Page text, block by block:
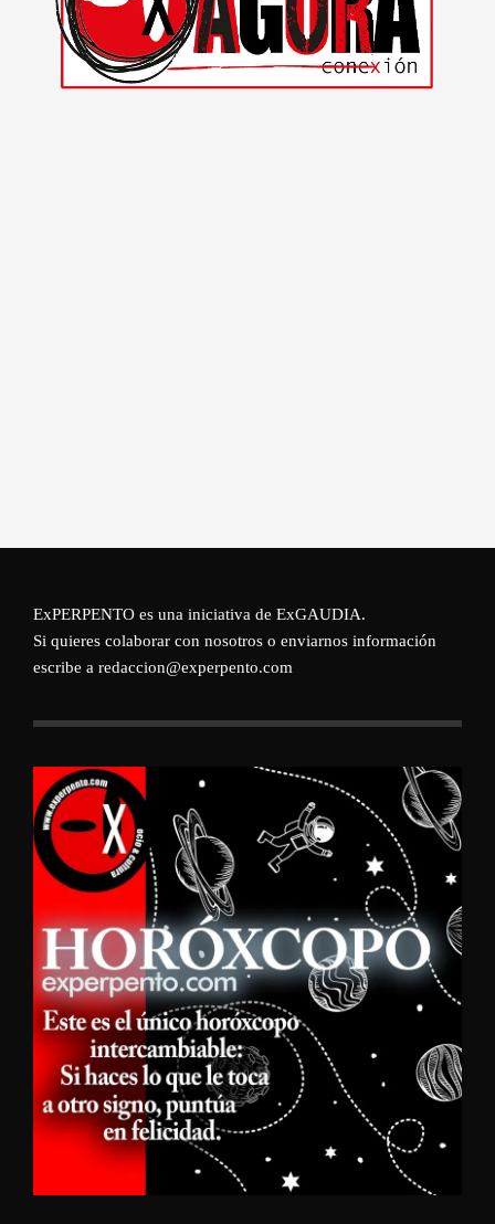
ExPERPENTO es una iniciativa de ExGAUDIA.
Si quieres colaborar con nosotros o enviarnos información
escribe a redaccion@experpento.com